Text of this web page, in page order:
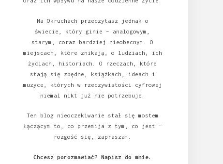
Na Okruchach przeczytasz jednak o
świecie, który ginie – analogowym,
starym, coraz bardziej nieobecnym. O
miejscach, które znikają, o ludziach, ich
życiach, historiach. O rzeczach, które
stają się zbędne, książkach, ideach i
muzyce, których w rzeczywistości cyfrowej
niemal nikt już nie potrzebuje.
Ten blog nieoczekiwanie stał się mostem
łączącym to, co przemija z tym, co jest –
rozgość się, zapraszam.
Chcesz porozmawiać? Napisz do mnie.